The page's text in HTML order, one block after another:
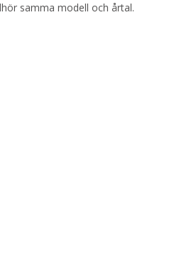
samma modell och årtal.